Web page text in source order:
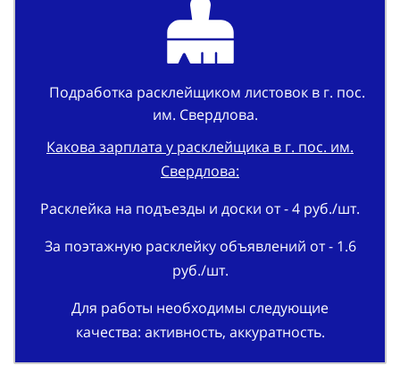
Подработка расклейщиком листовок в г. пос.
им. Свердлова.
Какова зарплата у расклейщика в г. пос. им.
Свердлова:
Расклейка на подъезды и доски от - 4 руб./шт.
За поэтажную расклейку объявлений от - 1.6
руб./шт.
Для работы необходимы следующие
качества: активность, аккуратность.